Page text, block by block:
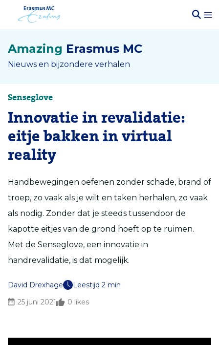
Amazing Erasmus MC
Nieuws en bijzondere verhalen
Senseglove
Innovatie in revalidatie:
eitje bakken in virtual
reality
Handbewegingen oefenen zonder schade, brand of
troep, zo vaak als je wilt en taken herhalen, zo vaak
als nodig. Zonder dat je steeds tussendoor de
kapotte eitjes van de grond hoeft op te ruimen.
Met de Senseglove, een innovatie in
handrevalidatie, is dat mogelijk.
David Drexhage
Leestijd 2 min
25 juni 2021
0 likes